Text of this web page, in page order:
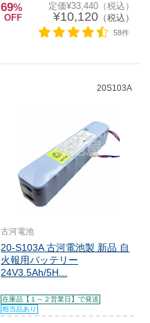
69%
OFF
定価¥33,440（税込）
¥10,120（税込）
58件
20S103A
古河電池
20-S103A 古河電池製 新品 自
火報用バッテリー
24V3.5Ah/5H...
在庫品【１～２営業日】で発送
相当品あり